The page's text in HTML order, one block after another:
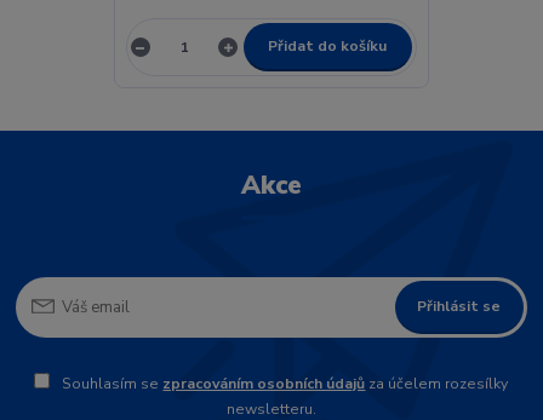
Přidat do košíku
Akce
Přihlásit se
Souhlasím se zpracováním osobních údajů za účelem rozesílky
newsletteru.